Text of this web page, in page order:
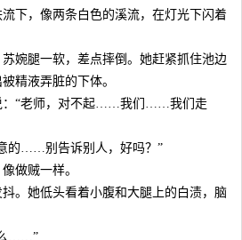
下，像两条白色的溪流，在灯光下闪着
婉腿一软，差点摔倒。她赶紧抓住池边
精液弄脏的下体。
：“老师，对不起……我们……我们走
的……别告诉别人，好吗？”
做贼一样。
。她低头看着小腹和大腿上的白渍，脑
……”